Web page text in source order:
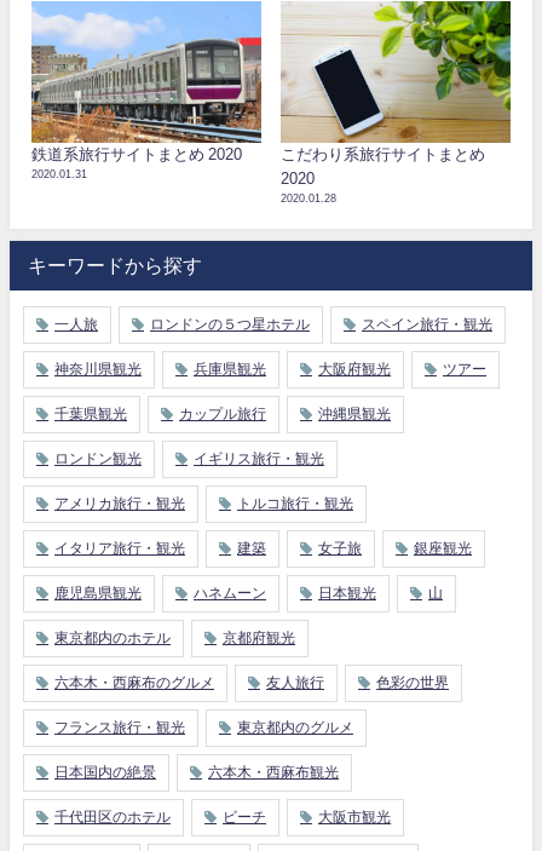
鉄道系旅行サイトまとめ 2020
2020.01.31
こだわり系旅行サイトまとめ
2020
2020.01.28
キーワードから探す
一人旅 ロンドンの５つ星ホテル スペイン旅行・観光
神奈川県観光 兵庫県観光 大阪府観光 ツアー
千葉県観光 カップル旅行 沖縄県観光
ロンドン観光 イギリス旅行・観光
アメリカ旅行・観光 トルコ旅行・観光
イタリア旅行・観光 建築 女子旅 銀座観光
鹿児島県観光 ハネムーン 日本観光 山
東京都内のホテル 京都府観光
六本木・西麻布のグルメ 友人旅行 色彩の世界
フランス旅行・観光 東京都内のグルメ
日本国内の絶景 六本木・西麻布観光
千代田区のホテル ビーチ 大阪市観光